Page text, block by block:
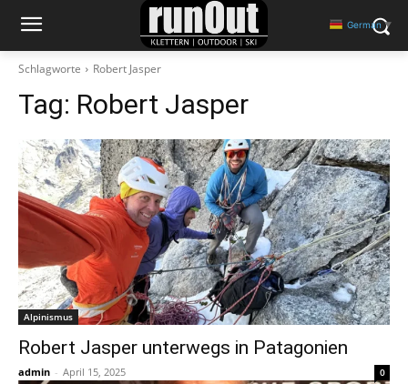
Schlagworte Robert Jasper
Tag: Robert Jasper
Alpinismus
Robert Jasper unterwegs in Patagonien
admin - April 15, 2025 0
German ▼